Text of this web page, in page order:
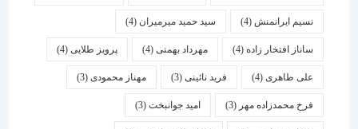
نسیم ایرانمنش(4) سید حمید میرمیران(4)
ساناز افتخار زاده(4) مهرداد بهمنی (4) پرویز طلایی(4)
علی طاهری(4) فرید نائینی(3) مهناز محمودی(3)
فرخ محمدزاده مهر(3) امید جوانبخت(3)